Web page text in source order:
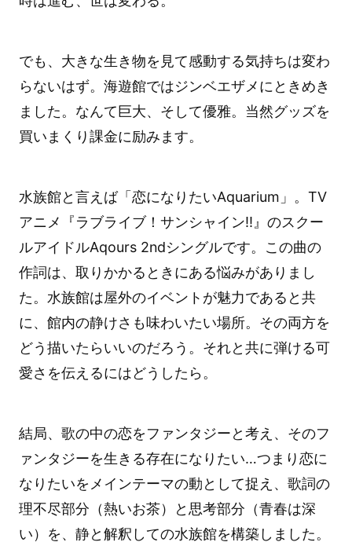
でも、大きな生き物を見て感動する気持ちは変わ
らないはず。海遊館ではジンベエザメにときめき
ました。なんて巨大、そして優雅。当然グッズを
買いまくり課金に励みます。
水族館と言えば「恋になりたいAquarium」。TV
アニメ『ラブライブ！サンシャイン!!』のスクー
ルアイドルAqours 2ndシングルです。この曲の
作詞は、取りかかるときにある悩みがありまし
た。水族館は屋外のイベントが魅力であると共
に、館内の静けさも味わいたい場所。その両方を
どう描いたらいいのだろう。それと共に弾ける可
愛さを伝えるにはどうしたら。
結局、歌の中の恋をファンタジーと考え、そのフ
ァンタジーを生きる存在になりたい…つまり恋に
なりたいをメインテーマの動として捉え、歌詞の
理不尽部分（熱いお茶）と思考部分（青春は深
い）を、静と解釈しての水族館を構築しました。